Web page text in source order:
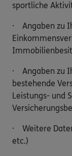
sportliche
· Angaben zu
· Angaben zu
bestehende
Leistungs- und
· Weitere
etc.)